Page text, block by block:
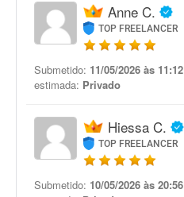
Anne C.
TOP FREELANCER
Submetido: 11/05/2026 às 11:12
estimada: Privado
Hiessa C.
TOP FREELANCER
Submetido: 10/05/2026 às 20:56